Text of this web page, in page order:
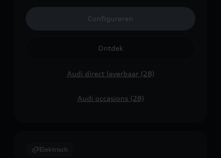
Configureren
Ontdek
Audi direct leverbaar (28)
Audi occasions (28)
Elektrisch